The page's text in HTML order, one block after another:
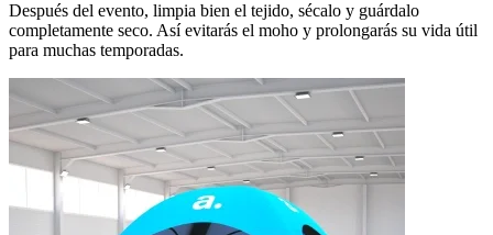
Después del evento, limpia bien el tejido, sécalo y guárdalo
completamente seco. Así evitarás el moho y prolongarás su vida útil
para muchas temporadas.